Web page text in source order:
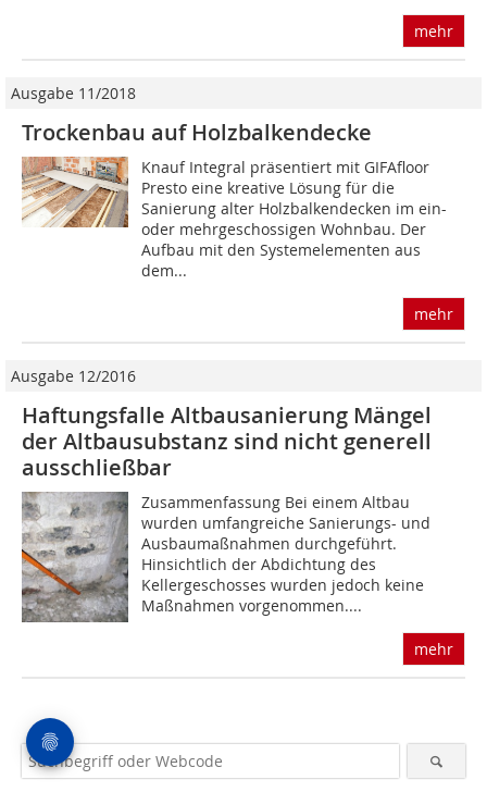
mehr
Ausgabe 11/2018
Trockenbau auf Holzbalkendecke
Knauf Integral präsentiert mit GIFAfloor
Presto eine kreative Lösung für die
Sanierung alter Holzbalkendecken im ein-
oder mehrgeschossigen Wohnbau. Der
Aufbau mit den Systemelementen aus
dem...
mehr
Ausgabe 12/2016
Haftungsfalle Altbausanierung Mängel
der Altbausubstanz sind nicht generell
ausschließbar
Zusammenfassung Bei einem Altbau
wurden umfangreiche Sanierungs- und
Ausbaumaßnahmen durchgeführt.
Hinsichtlich der Abdichtung des
Kellergeschosses wurden jedoch keine
Maßnahmen vorgenommen....
mehr